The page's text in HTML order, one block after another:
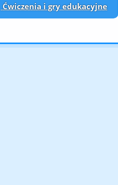
Ćwiczenia i gry edukacyjne